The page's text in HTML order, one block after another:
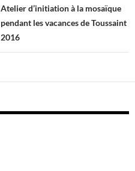
Atelier d’initiation à la mosaïque
pendant les vacances de Toussaint
2016